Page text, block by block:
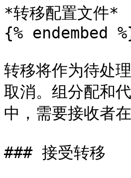
*转移配置文件*
{% endembed
转移将作为待处
取消。组分配和
中，需要接收
### 接受转移